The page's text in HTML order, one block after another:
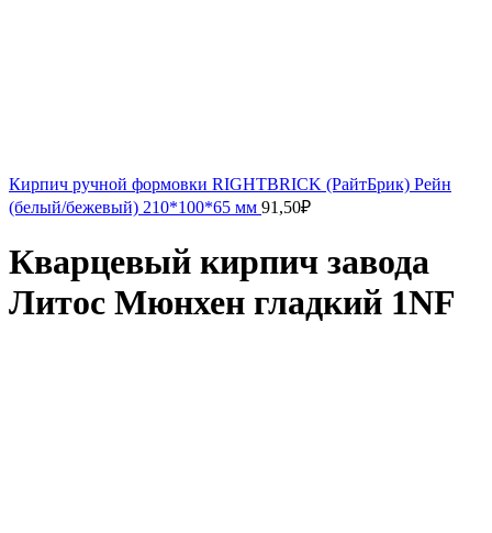
Кирпич ручной формовки RIGHTBRICK (РайтБрик) Рейн
(белый/бежевый) 210*100*65 мм 91,50₽
Кварцевый кирпич завода
Литос Мюнхен гладкий 1NF